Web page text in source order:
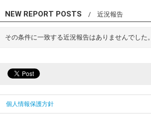
NEW REPORT POSTS / 近況報告
その条件に一致する近況報告はありませんでした。
個人情報保護方針